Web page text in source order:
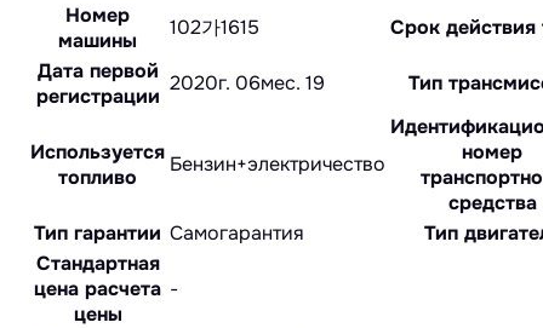
Номер
машины
102가1615
Срок действия
Дата первой
регистрации
2020г. 06мес. 19 Тип
Используется
топливо
Бензин+электричество
номер
средства
Тип гарантии Cамогарантия
Тип
Стандартная
цена расчета
цены
-